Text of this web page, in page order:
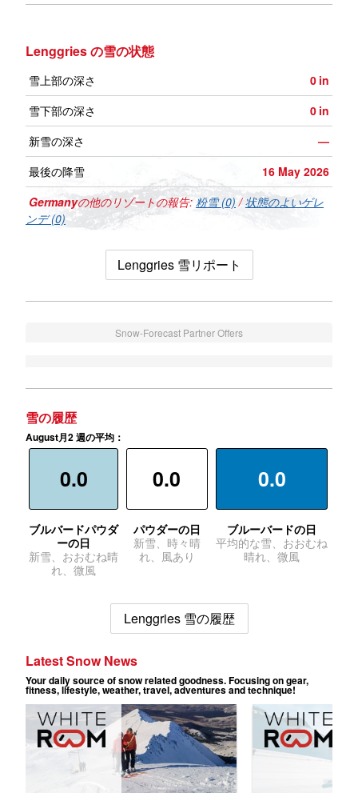
Lenggries の雪の状態
雪上部の深さ 0 in
雪下部の深さ
0 in
新雪の深さ
—
最後の降雪
16 May 2026
Germanyの他のリゾートの報告: 粉雪 (0) /状態のよいゲレ
ンデ (0)
Lenggries 雪リポート
Snow-Forecast Partner Offers
雪の履歴
August月2 週の平均：
0.0
ブルバードパウダ
ーの日
新雪、おおむね晴
れ、微風
0.0
パウダーの日
新雪、時々晴
れ、風あり
0.0
ブルーバードの日
平均的な雪、おおむね
晴れ、微風
Lenggries 雪の履歴